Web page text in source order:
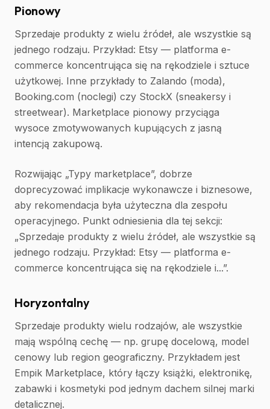
Pionowy
Sprzedaje produkty z wielu źródeł, ale wszystkie są
jednego rodzaju. Przykład: Etsy — platforma e-
commerce koncentrująca się na rękodziele i sztuce
użytkowej. Inne przykłady to Zalando (moda),
Booking.com (noclegi) czy StockX (sneakersy i
streetwear). Marketplace pionowy przyciąga
wysoce zmotywowanych kupujących z jasną
intencją zakupową.
Rozwijając „Typy marketplace”, dobrze
doprecyzować implikacje wykonawcze i biznesowe,
aby rekomendacja była użyteczna dla zespołu
operacyjnego. Punkt odniesienia dla tej sekcji:
„Sprzedaje produkty z wielu źródeł, ale wszystkie są
jednego rodzaju. Przykład: Etsy — platforma e-
commerce koncentrująca się na rękodziele i...”.
Horyzontalny
Sprzedaje produkty wielu rodzajów, ale wszystkie
mają wspólną cechę — np. grupę docelową, model
cenowy lub region geograficzny. Przykładem jest
Empik Marketplace, który łączy książki, elektronikę,
zabawki i kosmetyki pod jednym dachem silnej marki
detalicznej.